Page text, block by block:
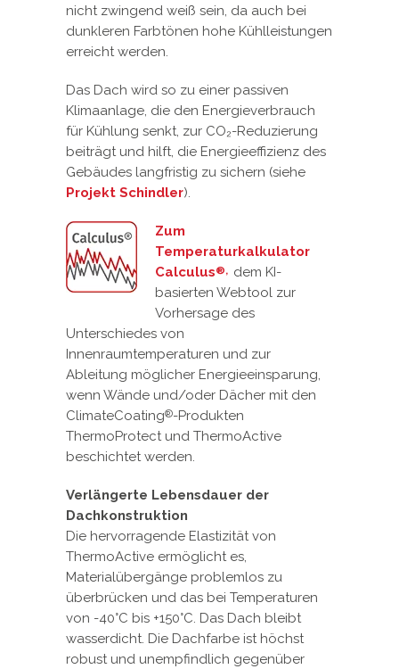
nicht zwingend weiß sein, da auch bei
dunkleren Farbtönen hohe Kühlleistungen
erreicht werden.
Das Dach wird so zu einer passiven
Klimaanlage, die den Energieverbrauch
für Kühlung senkt, zur CO₂-Reduzierung
beiträgt und hilft, die Energieeffizienz des
Gebäudes langfristig zu sichern (siehe
Projekt Schindler).
Zum
Temperaturkalkulator
Calculus®, dem KI-
basierten Webtool zur
Vorhersage des
Unterschiedes von
Innenraumtemperaturen und zur
Ableitung möglicher Energieeinsparung,
wenn Wände und/oder Dächer mit den
ClimateCoating®-Produkten
ThermoProtect und ThermoActive
beschichtet werden.
Verlängerte Lebensdauer der
Dachkonstruktion
Die hervorragende Elastizität von
ThermoActive ermöglicht es,
Materialübergänge problemlos zu
überbrücken und das bei Temperaturen
von -40°C bis +150°C. Das Dach bleibt
wasserdicht. Die Dachfarbe ist höchst
robust und unempfindlich gegenüber